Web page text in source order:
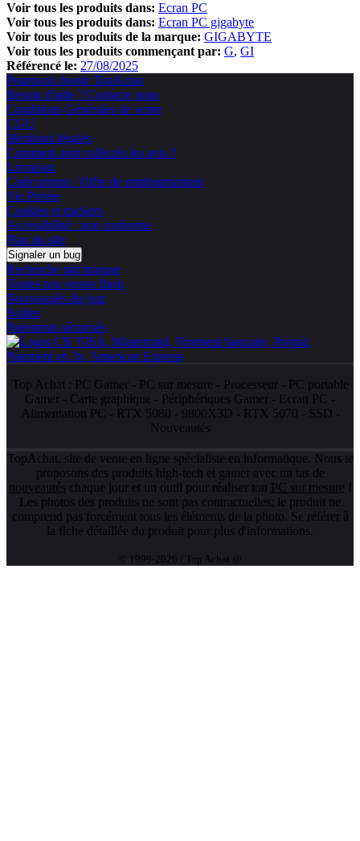
Voir tous les produits dans: Ecran PC
Voir tous les produits dans: Ecran PC gigabyte
Voir tous les produits de la marque: GIGABYTE
Voir tous les produits commençant par: G GI
Référencé le: 27/08/2025
Pourquoi choisir TopAchat
Besoin d'aide ? Contacte nous
Conditions Générales de vente
CGU
Mentions légales
Comment sont collectés les avis ?
Livraison
Code promo / Offre de remboursement
Vie Privée
Cookies et trackers
Accessibilité : non conforme
Plan du site
Signaler un bug
Recherche par marque
Toutes nos ventes flash
Nouveautés du jour
Soldes
Paiements sécurisés
Top Achat : PC Gamer- PC sur mesure - Processeur- PC portable
Gamer - Carte graphique - Périphériques Gamer - Ecran PC -
Alimentation PC - RTX 5080 - 9800X3D - RTX 5070 - SSD -
Nouveautés
TopAchat, site de vente en ligne spécialiste en informatique. Nous te
proposons des produits high-tech et gamer avec un tas de
nouveautés chaque jour et un outil pour réaliser ton PC sur mesure !
Les photos des produits ne sont pas contractuelles; le produit ne
comprend pas forcément tous les éléments de la photo. Se référer à
la fiche détaillée du produit pour plus d'informations.
© 1999-2026 / Top Achat @